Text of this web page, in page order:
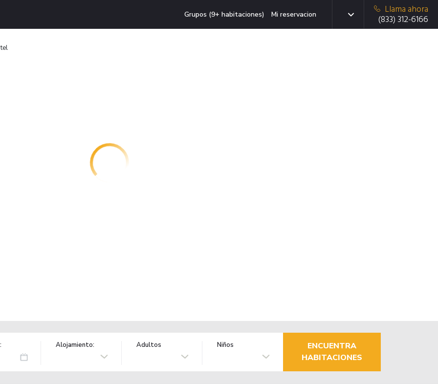
Grupos (9+ habitaciones) Mi reservacion
Llama ahora
(833) 312-6166
Alojamiento: Adultos Niños
ENCUENTRA
HABITACIONES